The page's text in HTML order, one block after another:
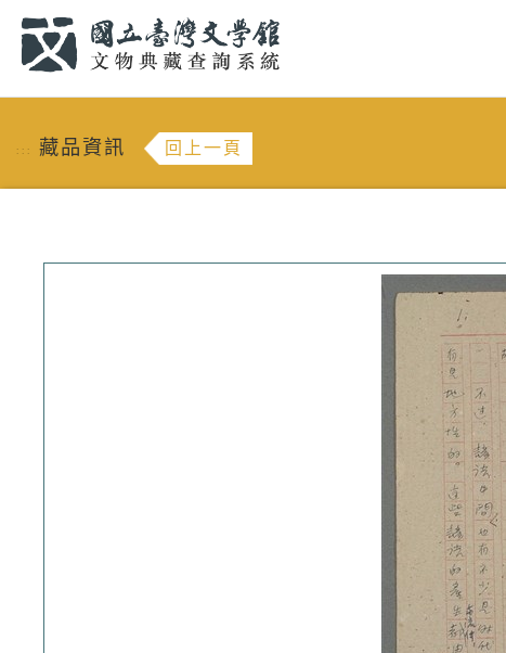
::: 藏品資訊 回上一頁